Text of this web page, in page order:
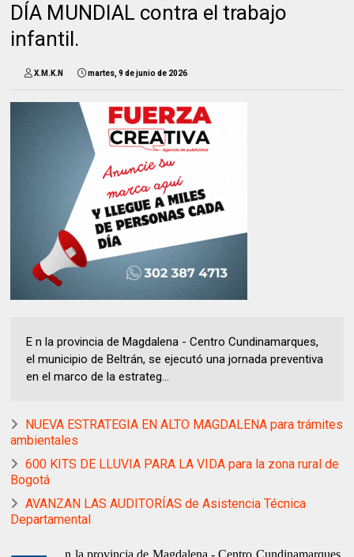
DÍA MUNDIAL contra el trabajo
infantil.
X.M.K.N martes, 9 de junio de 2026
E n la provincia de Magdalena - Centro Cundinamarques,
el municipio de Beltrán, se ejecutó una jornada preventiva
en el marco de la estrateg...
NUEVA ESTRATEGIA EN ALTO MAGDALENA para trámites
ambientales
600 KITS DE LLUVIA PARA LA VIDA para la zona rural de
Bogotá
AVANZAN LAS AUDITORÍAS de Asistencia Técnica
Departamental